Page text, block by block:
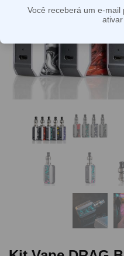
Você receberá um e-